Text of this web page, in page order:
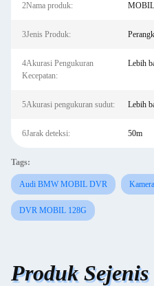
2Nama produk:
3Jenis Produk:
4Akurasi Pengukuran
Kecepatan:
Lebih
5Akurasi pengukuran sudut: Lebih
6Jarak deteksi: 50m
Tags:
Audi BMW MOBIL DVR
DVR MOBIL 128G
Produk Sejenis